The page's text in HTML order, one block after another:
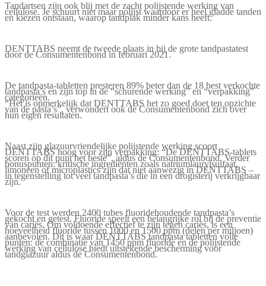
Tandartsen zijn ook blij met de zacht polijstende werking van
cellulose. Je schuurt niet maar polijst waardoor er heel gladde tanden
en kiezen ontstaan, waarop tandplak minder kans heeft.
DENTTABS neemt de tweede plaats in bij de grote tandpastatest
door de Consumentenbond in februari 2021.
De tandpasta-tabletten presteren 89% beter dan de 18 best verkochte
tandpasta’s en zijn top in de “schurende werking” en “verpakking”
categorieën.
“Het is opmerkelijk dat DENTTABS het zo goed doet ten opzichte
van de pasta’s”, verwondert ook de Consumentenbond zich over
hun eigen resultaten.
Naast zijn glazuurvriendelijke polijstende werking scoort
DENTTABS hoog voor zijn verpakking: “De DENTTABS-tablets
scoren op dit punt het beste”, aldus de Consumentenbond. Verder
bonuspunten: kritische ingrediënten zoals natriumlaurylsulfaat,
limoneen of microplastics zijn dat niet aanwezig in DENTTABS –
in tegenstelling tot veel tandpasta’s die in een drogisterij verkrijgbaar
zijn.
Voor de test werden 2400 tubes fluoridehoudende tandpasta’s
gekocht en getest. Fluoride speelt een belangrijke rol bij de preventie
van cariës. Om voldoende effectief te zijn tegen cariës, is een
hoeveelheid fluoride tussen 1000 en 1500 ppm (delen per miljoen)
aanbevolen. Dit is waar DENTTABS tandpasta tabletten volle
punten: de combinatie van 1450 ppm fluoride en de polijstende
werking van cellulose biedt uitstekende bescherming voor
tandglazuur aldus de Consumentenbond.